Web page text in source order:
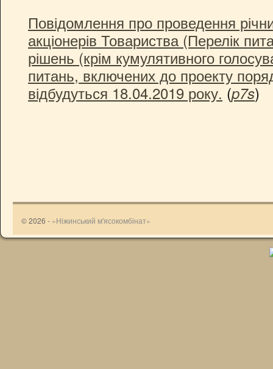
Повідомлення про проведення
акціонерів Товариства (Перелік
рішень (крім кумулятивного
питань, включених до проекту
відбудуться 18.04.2019 року. (p7s)
© 2026 - «Ніжинський м'ясокомбінат»